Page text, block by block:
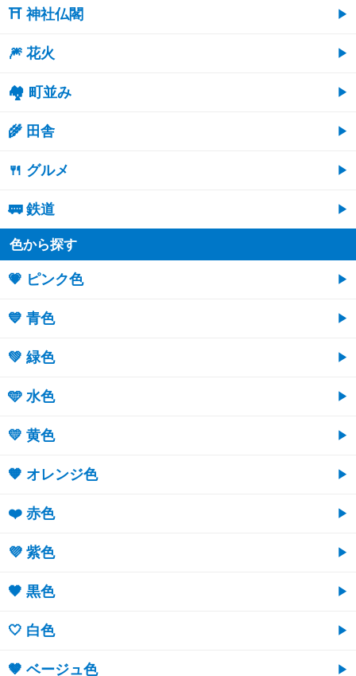
⛩ 神社仏閣
🎆 花火
🏘 町並み
🌾 田舎
🍴 グルメ
🚃 鉄道
色から探す
💗 ピンク色
💙 青色
💚 緑色
🩵 水色
💛 黄色
🧡 オレンジ色
❤️ 赤色
💜 紫色
🖤 黒色
🤍 白色
🤎 ベージュ色